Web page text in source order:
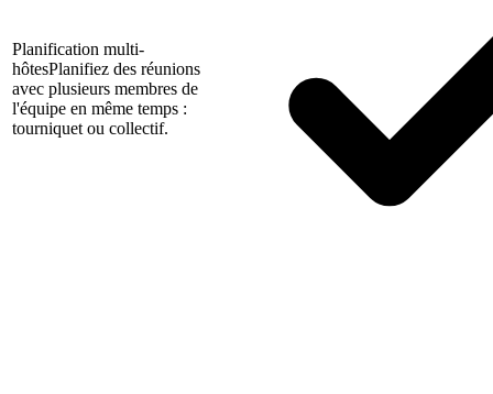
Planification multi-
hôtesPlanifiez des réunions
avec plusieurs membres de
l'équipe en même temps :
tourniquet ou collectif.